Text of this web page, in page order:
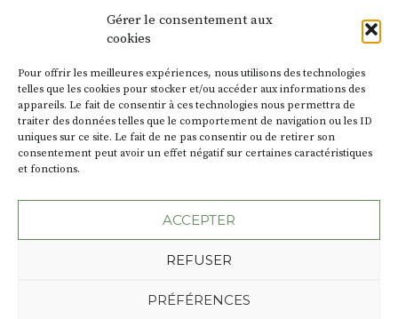
Gérer le consentement aux
cookies
Pour offrir les meilleures expériences, nous utilisons des technologies
telles que les cookies pour stocker et/ou accéder aux informations des
appareils. Le fait de consentir à ces technologies nous permettra de
traiter des données telles que le comportement de navigation ou les ID
uniques sur ce site. Le fait de ne pas consentir ou de retirer son
consentement peut avoir un effet négatif sur certaines caractéristiques
et fonctions.
ACCEPTER
REFUSER
PRÉFÉRENCES
Suivez toute l'actu de Strada
Politique de confidentialité